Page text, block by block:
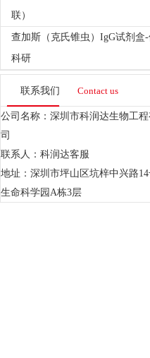
联）
查加斯（克氏锥虫）IgG试剂盒
科研
联系我们 Contact us
公司名称：深圳市科润达生物工
司
联系人：科润达客服
地址：深圳市坪山区坑梓中兴路
生命科学园A栋3层